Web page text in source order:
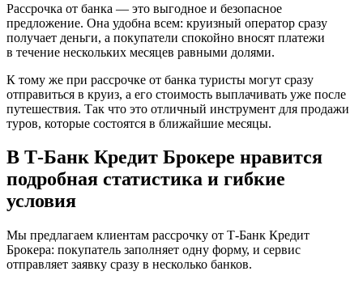
Рассрочка от банка — это выгодное и безопасное
предложение. Она удобна всем: круизный оператор сразу
получает деньги, а покупатели спокойно вносят платежи
в течение нескольких месяцев равными долями.
К тому же при рассрочке от банка туристы могут сразу
отправиться в круиз, а его стоимость выплачивать уже после
путешествия. Так что это отличный инструмент для продажи
туров, которые состоятся в ближайшие месяцы.
В Т‑Банк Кредит Брокере нравится
подробная статистика и гибкие
условия
Мы предлагаем клиентам рассрочку от Т‑Банк Кредит
Брокера: покупатель заполняет одну форму, и сервис
отправляет заявку сразу в несколько банков.